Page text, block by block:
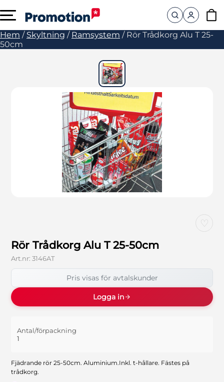
Hem / Skyltning / Ramsystem / Rör Trådkorg Alu T 25-
50cm
Rör Trådkorg Alu T 25-50cm
Art.nr: 3146AT
Pris visas för avtalskunder
Logga in
Antal/förpackning
1
Fjädrande rör 25-50cm. Aluminium.Inkl. t-hållare. Fästes på
trådkorg.